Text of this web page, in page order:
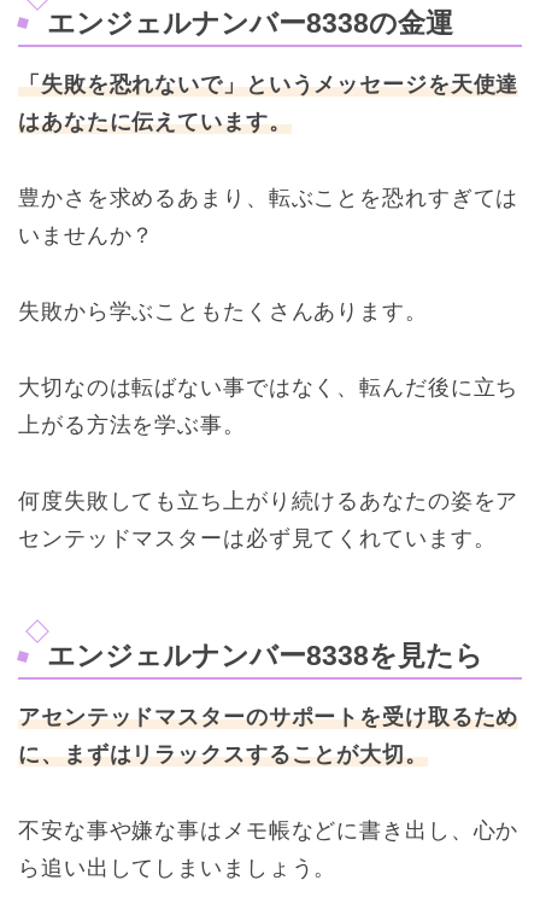
エンジェルナンバー8338の金運
「失敗を恐れないで」というメッセージを天使達
はあなたに伝えています。
豊かさを求めるあまり、転ぶことを恐れすぎては
いませんか？
失敗から学ぶこともたくさんあります。
大切なのは転ばない事ではなく、転んだ後に立ち
上がる方法を学ぶ事。
何度失敗しても立ち上がり続けるあなたの姿をア
センテッドマスターは必ず見てくれています。
エンジェルナンバー8338を見たら
アセンテッドマスターのサポートを受け取るため
に、まずはリラックスすることが大切。
不安な事や嫌な事はメモ帳などに書き出し、心か
ら追い出してしまいましょう。